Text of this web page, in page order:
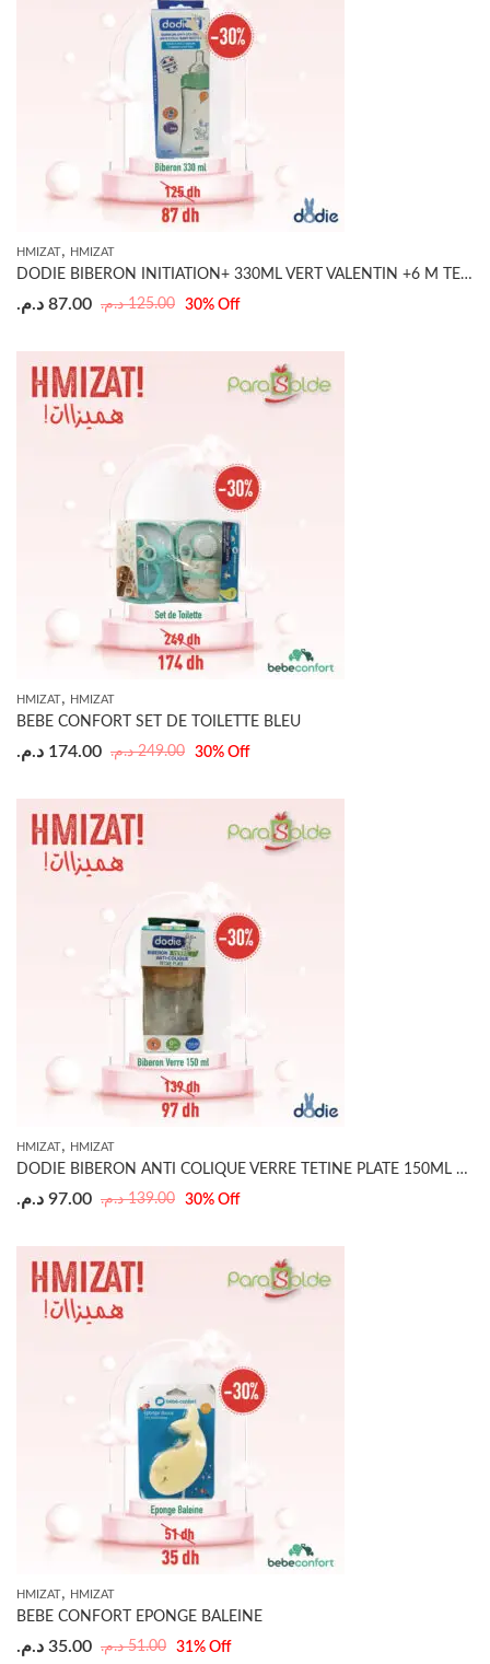
HMIZAT, HMIZAT
DODIE BIBERON INITIATION+ 330ML VERT VALENTIN +6 M TET RONDE 3 VITESSE DÉBIT3
125.00 د.م. 87.00 د.م. 30% Off
HMIZAT, HMIZAT
BEBE CONFORT SET DE TOILETTE BLEU
249.00 د.م. 174.00 د.م. 30% Off
HMIZAT, HMIZAT
DODIE BIBERON ANTI COLIQUE VERRE TETINE PLATE 150ML BEIGE BICHE 0-6 MOIS
139.00 د.م. 97.00 د.م. 30% Off
HMIZAT, HMIZAT
BEBE CONFORT EPONGE BALEINE
51.00 د.م. 35.00 د.م. 31% Off